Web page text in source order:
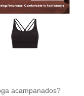
acampanados?